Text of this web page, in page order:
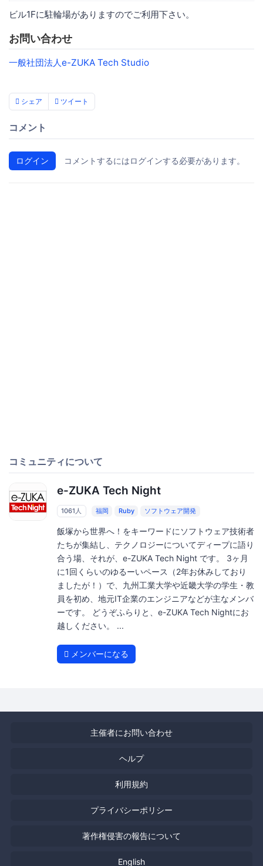
ビル1Fに駐輪場がありますのでご利用下さい。
お問い合わせ
一般社団法人e-ZUKA Tech Studio
シェア ツイート
コメント
ログイン コメントするにはログインする必要があります。
コミュニティについて
e-ZUKA Tech Night
1061人 福岡 Ruby ソフトウェア開発
飯塚から世界へ！をキーワードにソフトウェア技術者
たちが集結し、テクノロジーについてディープに語り
合う場、それが、e-ZUKA Tech Night です。 3ヶ月
に1回くらいのゆるーいペース（2年お休みしており
ましたが！）で、九州工業大学や近畿大学の学生・教
員を初め、地元IT企業のエンジニアなどが主なメンバ
ーです。 どうぞふらりと、e-ZUKA Tech Nightにお
越しください。 ...
メンバーになる
主催者にお問い合わせ
ヘルプ
利用規約
プライバシーポリシー
著作権侵害の報告について
English